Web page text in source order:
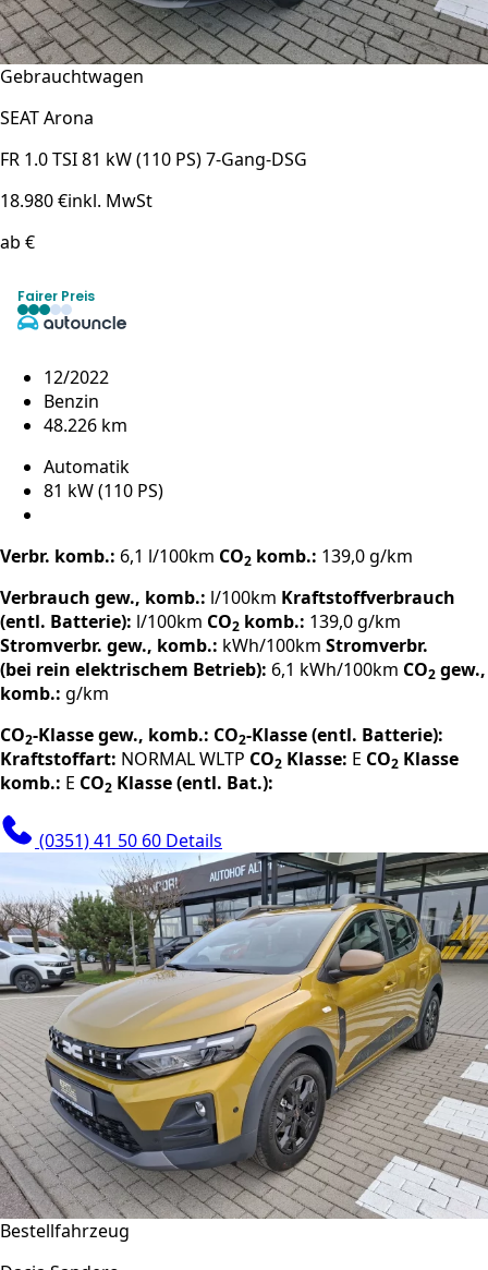
Gebrauchtwagen
SEAT Arona
FR 1.0 TSI 81 kW (110 PS) 7-Gang-DSG
18.980 €inkl. MwSt
ab €
Fairer Preis
12/2022
Benzin
48.226 km
Automatik
81 kW (110 PS)
Verbr. komb.: 6,1 l/100km CO2 komb.: 139,0 g/km
Verbrauch gew., komb.: l/100km Kraftstoffverbrauch
(entl. Batterie): l/100km CO2 komb.: 139,0 g/km
Stromverbr. gew., komb.: kWh/100km Stromverbr.
(bei rein elektrischem Betrieb): 6,1 kWh/100km CO2 gew.,
komb.: g/km
CO2-Klasse gew., komb.: CO2-Klasse (entl. Batterie):
Kraftstoffart: NORMALWLTP CO2 Klasse: E CO2 Klasse
komb.: E CO2 Klasse (entl. Bat.):
(0351) 41 50 60 Details
Bestellfahrzeug